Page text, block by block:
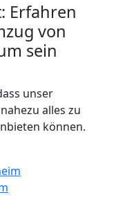
Erfahren
von
sein
unser
alles zu
können.